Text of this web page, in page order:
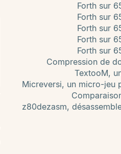
Forth sur
Forth sur
Forth sur
Forth sur
Forth sur
Compression de
TextooM,
Micreversi, un micro-jeu
z80dezasm,